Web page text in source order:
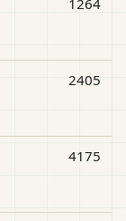
2405
4175